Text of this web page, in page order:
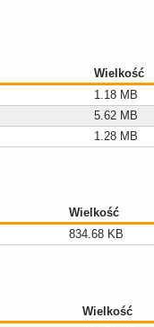
Wielkość
1.18 MB
5.62 MB
1.28 MB
Wielkość
834.68 KB
Wielkość